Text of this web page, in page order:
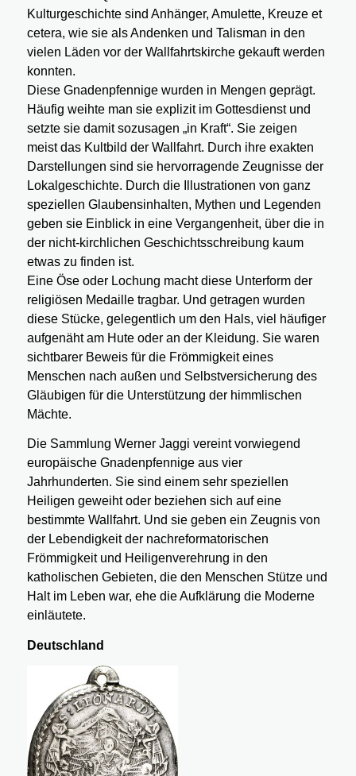
Kulturgeschichte sind Anhänger, Amulette, Kreuze et
cetera, wie sie als Andenken und Talisman in den
vielen Läden vor der Wallfahrtskirche gekauft werden
konnten.
Diese Gnadenpfennige wurden in Mengen geprägt.
Häufig weihte man sie explizit im Gottesdienst und
setzte sie damit sozusagen „in Kraft“. Sie zeigen
meist das Kultbild der Wallfahrt. Durch ihre exakten
Darstellungen sind sie hervorragende Zeugnisse der
Lokalgeschichte. Durch die Illustrationen von ganz
speziellen Glaubensinhalten, Mythen und Legenden
geben sie Einblick in eine Vergangenheit, über die in
der nicht-kirchlichen Geschichtsschreibung kaum
etwas zu finden ist.
Eine Öse oder Lochung macht diese Unterform der
religiösen Medaille tragbar. Und getragen wurden
diese Stücke, gelegentlich um den Hals, viel häufiger
aufgenäht am Hute oder an der Kleidung. Sie waren
sichtbarer Beweis für die Frömmigkeit eines
Menschen nach außen und Selbstversicherung des
Gläubigen für die Unterstützung der himmlischen
Mächte.
Die Sammlung Werner Jaggi vereint vorwiegend
europäische Gnadenpfennige aus vier
Jahrhunderten. Sie sind einem sehr speziellen
Heiligen geweiht oder beziehen sich auf eine
bestimmte Wallfahrt. Und sie geben ein Zeugnis von
der Lebendigkeit der nachreformatorischen
Frömmigkeit und Heiligenverehrung in den
katholischen Gebieten, die den Menschen Stütze und
Halt im Leben war, ehe die Aufklärung die Moderne
einläutete.
Deutschland